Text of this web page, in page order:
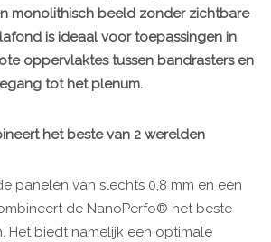
monolithisch beeld zonder zichtbare
is ideaal voor toepassingen in
oppervlaktes tussen bandrasters en
tot het plenum.
het beste van 2 werelden
panelen van slechts 0,8 mm en een
de NanoPerfo® het beste
Het biedt namelijk een optimale